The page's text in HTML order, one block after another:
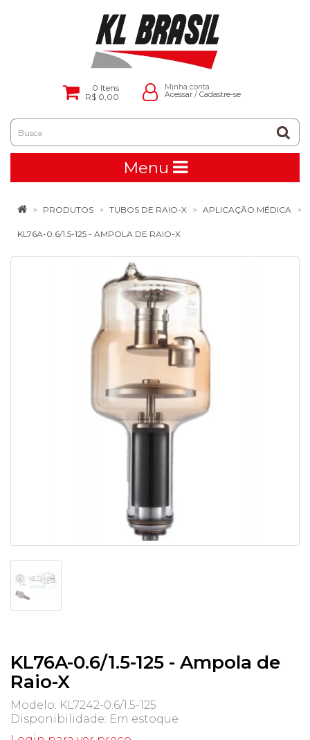
0 Itens
R$ 0,00
Minha conta
Acessar/ Cadastre-se
Menu
PRODUTOS TUBOS DE RAIO-X APLICAÇÃO MÉDICA
KL76A-0.6/1.5-125 - AMPOLA DE RAIO-X
KL76A-0.6/1.5-125 - Ampola de
Raio-X
Modelo: KL7242-0.6/1.5-125
Disponibilidade: Em estoque